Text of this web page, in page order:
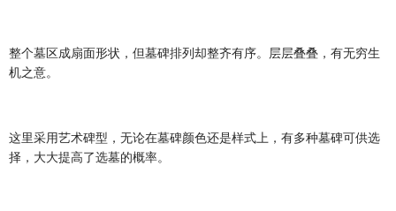
整个墓区成扇面形状，但墓碑排列却整齐有序。层层叠叠，有无穷生
机之意。
这里采用艺术碑型，无论在墓碑颜色还是样式上，有多种墓碑可供选
择，大大提高了选墓的概率。